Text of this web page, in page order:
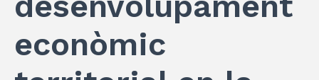
econòmic